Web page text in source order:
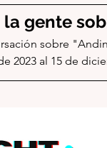
gente
sobre
2023 al 15 de